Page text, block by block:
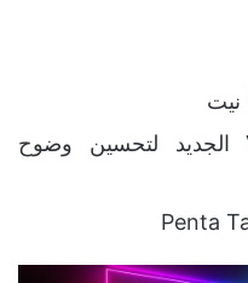
: V-Stripe الجديد لتحسين وضوح